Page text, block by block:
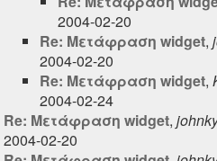
2004-02-20
Re: Μετάφραση widget,
2004-02-20
Re: Μετάφραση widget,
2004-02-24
Re: Μετάφραση widget,
2004-02-20